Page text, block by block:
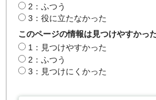
2：ふつう
3：役に立たなかった
このページの情報は見つけやすかっ
1：見つけやすかった
2：ふつう
3：見つけにくかった